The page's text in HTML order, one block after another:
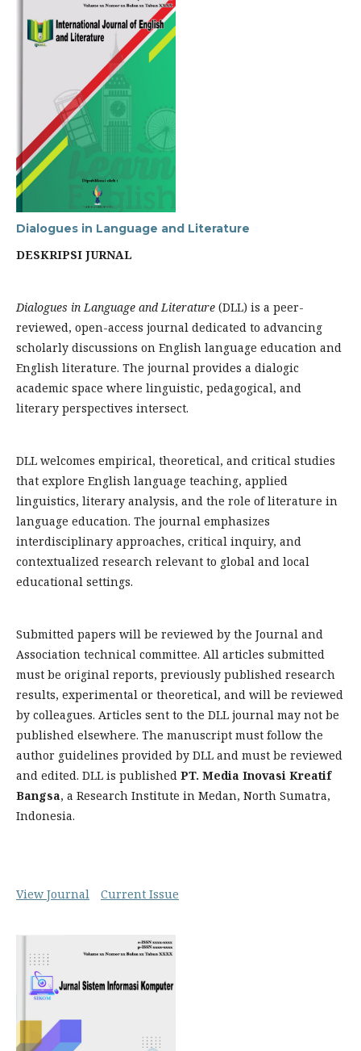
Dialogues in Language and Literature
DESKRIPSI JURNAL
Dialogues in Language and Literature (DLL) is a peer-
reviewed, open-access journal dedicated to advancing
scholarly discussions on English language education and
English literature. The journal provides a dialogic
academic space where linguistic, pedagogical, and
literary perspectives intersect.
DLL welcomes empirical, theoretical, and critical studies
that explore English language teaching, applied
linguistics, literary analysis, and the role of literature in
language education. The journal emphasizes
interdisciplinary approaches, critical inquiry, and
contextualized research relevant to global and local
educational settings.
Submitted papers will be reviewed by the Journal and
Association technical committee. All articles submitted
must be original reports, previously published research
results, experimental or theoretical, and will be reviewed
by colleagues. Articles sent to the DLL journal may not be
published elsewhere. The manuscript must follow the
author guidelines provided by DLL and must be reviewed
and edited. DLL is published PT. Media Inovasi Kreatif
Bangsa, a Research Institute in Medan, North Sumatra,
Indonesia.
View Journal Current Issue